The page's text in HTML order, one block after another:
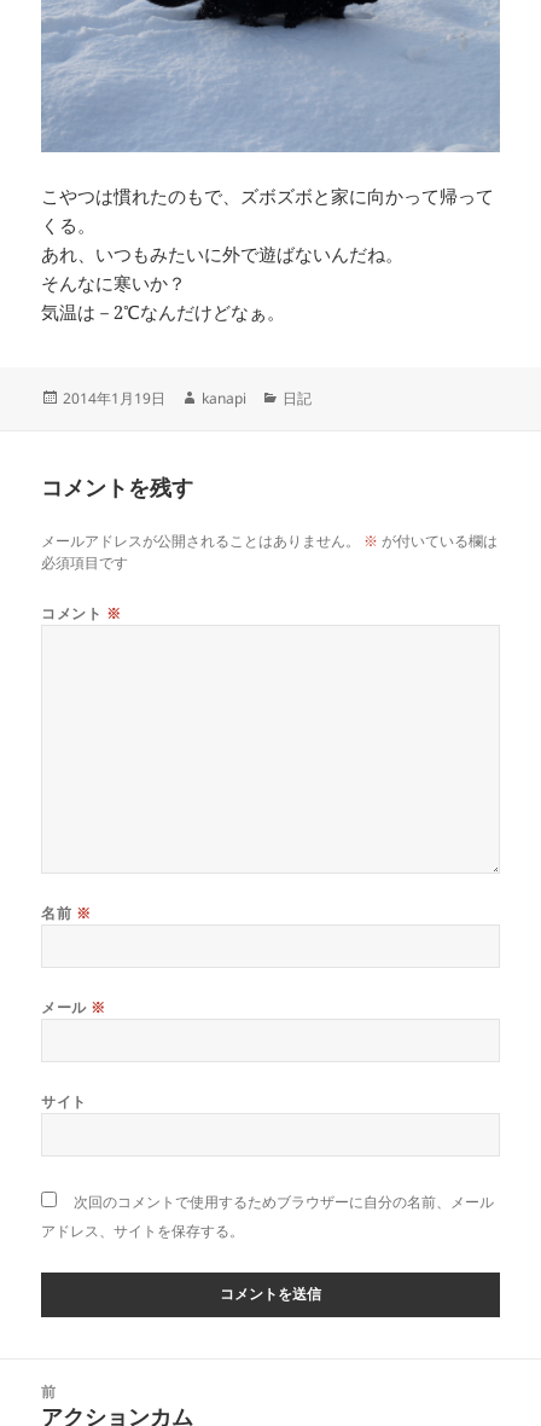
こやつは慣れたのもで、ズボズボと家に向かって帰って
くる。
あれ、いつもみたいに外で遊ばないんだね。
そんなに寒いか？
気温は－2℃なんだけどなぁ。
投
2014年1月19日
作
kanapi
カ
日記
コメントを残す
メールアドレスが公開されることはありません。 ※ が付いている欄は
必須項目です
コメント ※
名前 ※
メール ※
サイト
次回のコメントで使用するためブラウザーに自分の名前、メール
アドレス、サイトを保存する。
前
前
アクションカム